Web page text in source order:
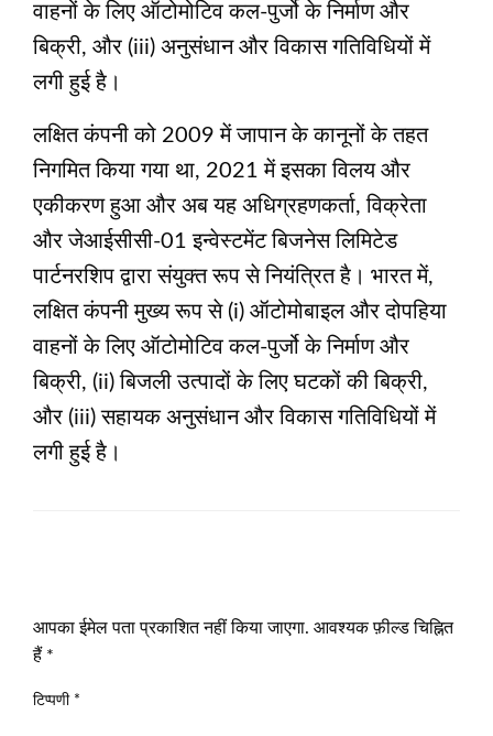
वाहनों के लिए ऑटोमोटिव कल-पुर्जो के निर्माण और
बिक्री, और (iii) अनुसंधान और विकास गतिविधियों में
लगी हुई है।
लक्षित कंपनी को 2009 में जापान के कानूनों के तहत
निगमित किया गया था, 2021 में इसका विलय और
एकीकरण हुआ और अब यह अधिग्रहणकर्ता, विक्रेता
और जेआईसीसी-01 इन्वेस्टमेंट बिजनेस लिमिटेड
पार्टनरशिप द्वारा संयुक्त रूप से नियंत्रित है। भारत में,
लक्षित कंपनी मुख्य रूप से (i) ऑटोमोबाइल और दोपहिया
वाहनों के लिए ऑटोमोटिव कल-पुर्जो के निर्माण और
बिक्री, (ii) बिजली उत्पादों के लिए घटकों की बिक्री,
और (iii) सहायक अनुसंधान और विकास गतिविधियों में
लगी हुई है।
आपका ईमेल पता प्रकाशित नहीं किया जाएगा. आवश्यक फ़ील्ड चिह्नित
हैं *
टिप्पणी *